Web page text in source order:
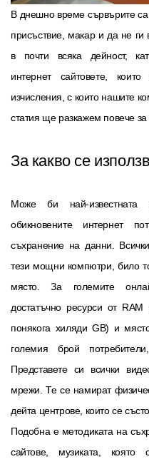
В днешно време сървърите
присъствие, макар и да не
в почти всяка дейност,
интернет сайтовете,
изчисления, с които нашите
статия ще разкажем повече
За какво се
Може би най-
обикновените интернет
съхранение на данни.
тези мощни компютри, било
място. За големите
достатъчно ресурси от
понякога хиляди GB) и
големия брой
Представете си всички
мрежи. Те се намират
дейта центрове, които се
Подобна е методиката на
сайтове, музиката,